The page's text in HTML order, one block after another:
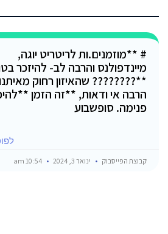
# **מוזמנים.ות לריטריט יוגה,
מיינדפולנס והרבה לב- להיזכר
**???????? שהאיזון רחוק
הרבה אי ודאות, **זה הזמן
פנימה. סופשבוע
קבוצת הפייסבוק ינואר 3, 2024